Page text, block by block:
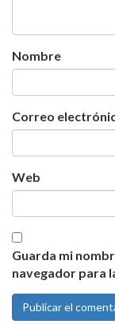
Nombre
Correo
Web
Guarda mi
navegador para